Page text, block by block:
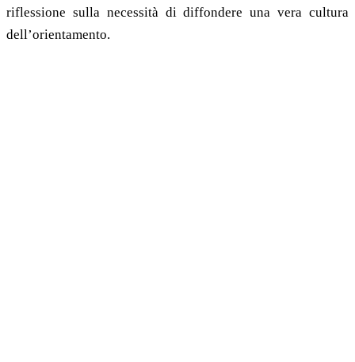
riflessione sulla necessità di diffondere una vera cultura
dell’orientamento.